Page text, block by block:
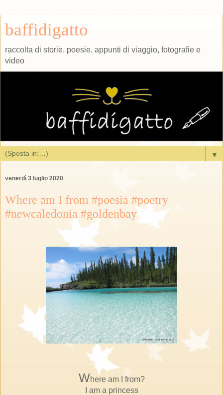
baffidigatto
raccolta di storie, poesie, appunti di viaggio, fotografie e
video
▼
venerdì 3 luglio 2020
Where am I from #poesia #poetry
#newcaledonia #goldenbay
Where am I from?
I am a princess